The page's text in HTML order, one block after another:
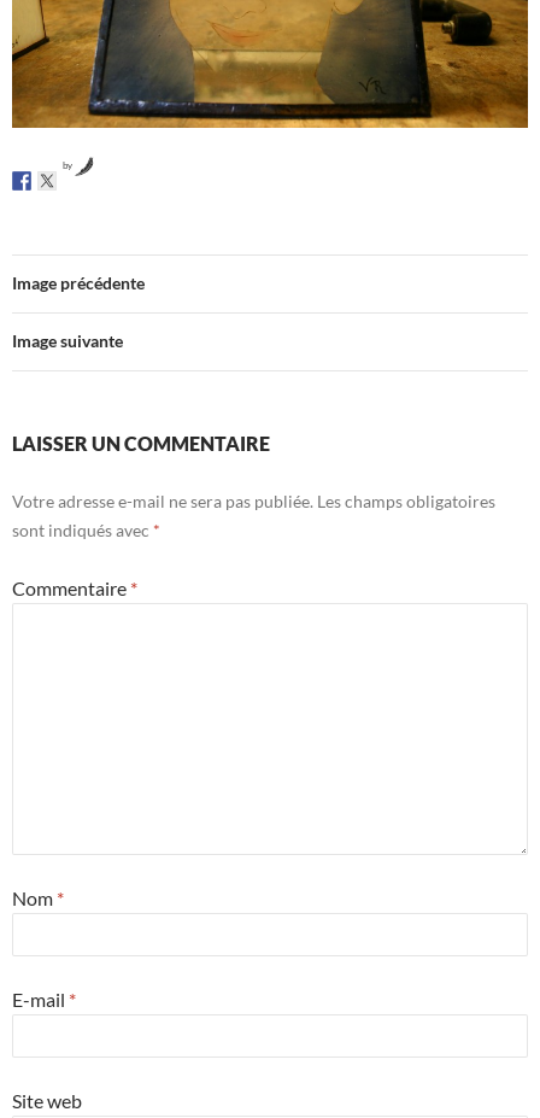
by
Image précédente
Image suivante
LAISSER UN COMMENTAIRE
Votre adresse e-mail ne sera pas publiée. Les champs obligatoires
sont indiqués avec *
Commentaire *
Nom *
E-mail *
Site web